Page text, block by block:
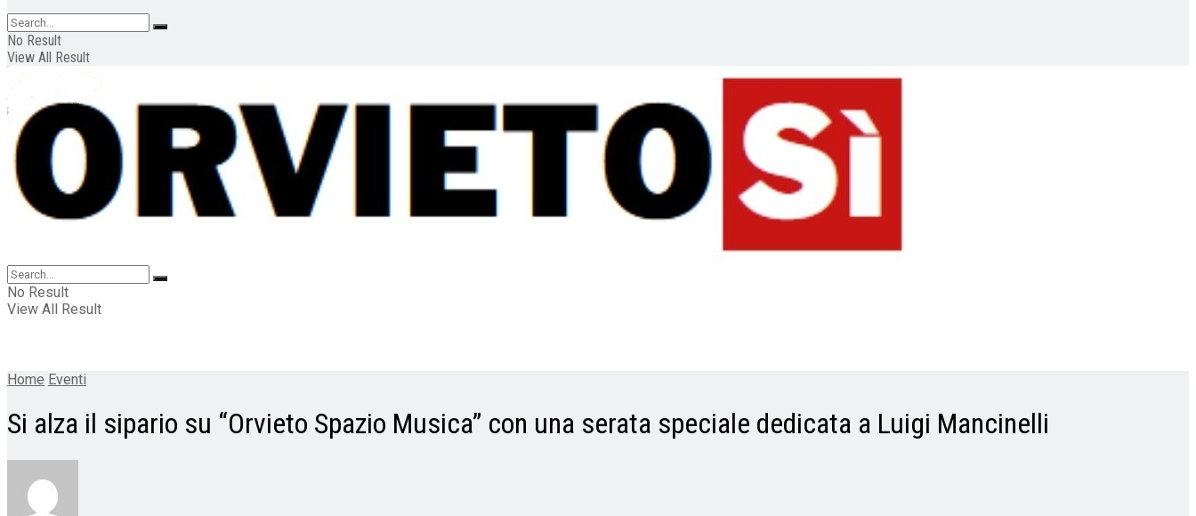
No Result
View All Result
No Result
View All Result
Home Eventi
Si alza il sipario su “Orvieto Spazio Musica” con una serata speciale dedicata a Luigi Mancinelli